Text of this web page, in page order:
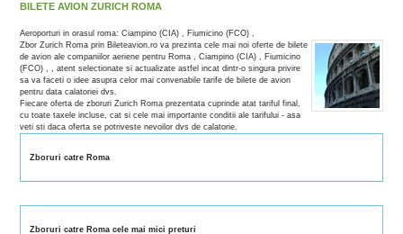
BILETE AVION ZURICH ROMA
Aeroporturi in orasul roma: Ciampino (CIA) , Fiumicino (FCO) ,
Zbor Zurich Roma prin Bileteavion.ro va prezinta cele mai noi oferte de bilete
de avion ale companiilor aeriene pentru Roma , Ciampino (CIA) , Fiumicino
(FCO) , , atent selectionate si actualizate astfel incat dintr-o singura privire
sa va faceti o idee asupra celor mai convenabile tarife de bilete de avion
pentru data calatoriei dvs.
Fiecare oferta de zboruri Zurich Roma prezentata cuprinde atat tariful final,
cu toate taxele incluse, cat si cele mai importante conditii ale tarifului - asa
veti sti daca oferta se potriveste nevoilor dvs de calatorie.
Zboruri catre Roma
Zboruri catre Roma cele mai mici preturi